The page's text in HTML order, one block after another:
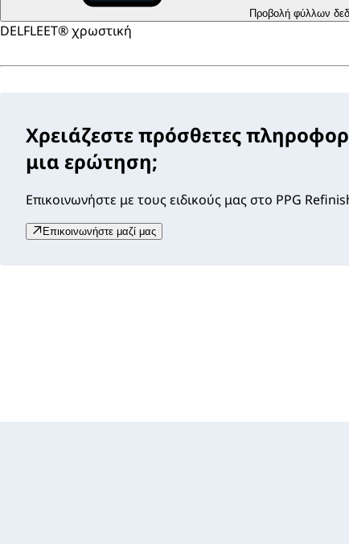
Προβολή φύλλων
DELFLEET® χρωστική
Χρειάζεστε πρόσθετες
μια ερώτηση;
Επικοινωνήστε με τους ειδικούς μας στο PPG
Επικοινωνήστε μαζί μας